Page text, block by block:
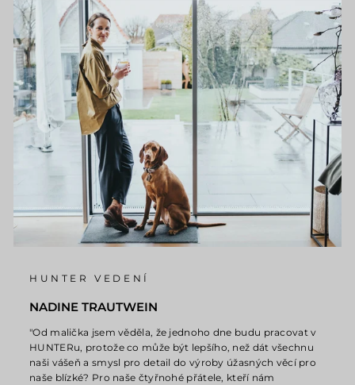
HUNTER VEDENÍ
NADINE TRAUTWEIN
"Od malička jsem věděla, že jednoho dne budu pracovat v
HUNTERu, protože co může být lepšího, než dát všechnu
naši vášeň a smysl pro detail do výroby úžasných věcí pro
naše blízké? Pro naše čtyřnohé přátele, kteří nám